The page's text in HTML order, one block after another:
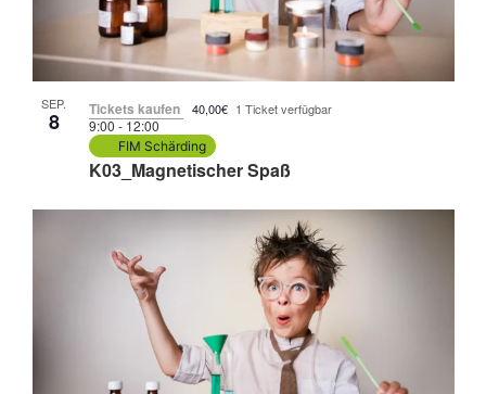
SEP.
8
K03_Magnetischer Spaß
9:00-12:00
FIM Schärding
Tickets kaufen 40,00€ 1 Ticket verfügbar